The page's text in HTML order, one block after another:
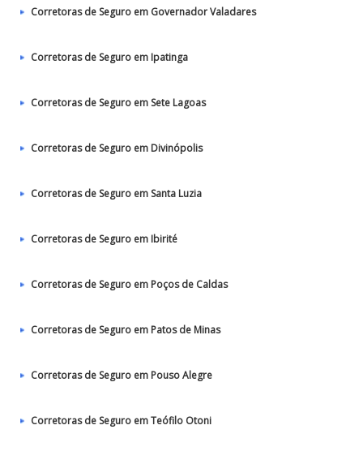
Corretoras de Seguro em Governador Valadares
Corretoras de Seguro em Ipatinga
Corretoras de Seguro em Sete Lagoas
Corretoras de Seguro em Divinópolis
Corretoras de Seguro em Santa Luzia
Corretoras de Seguro em Ibirité
Corretoras de Seguro em Poços de Caldas
Corretoras de Seguro em Patos de Minas
Corretoras de Seguro em Pouso Alegre
Corretoras de Seguro em Teófilo Otoni